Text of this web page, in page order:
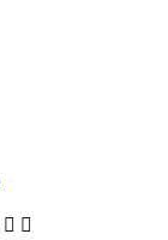
 